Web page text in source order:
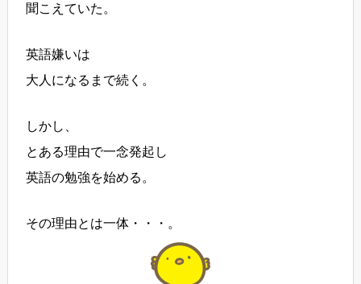
聞こえていた。
英語嫌いは
大人になるまで続く。
しかし、
とある理由で一念発起し
英語の勉強を始める。
その理由とは一体・・・。